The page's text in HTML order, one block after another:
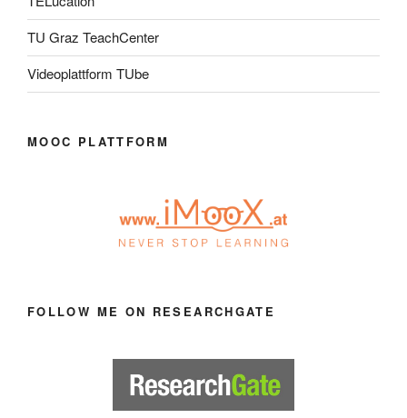
TU Graz TeachCenter
Videoplattform TUbe
MOOC PLATTFORM
FOLLOW ME ON RESEARCHGATE